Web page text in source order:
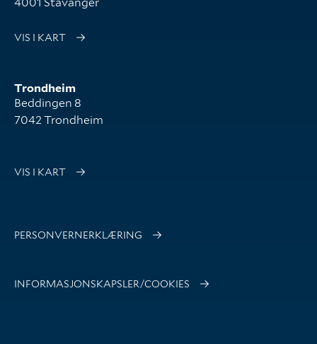
VIS I KART
Trondheim
Beddingen 8
7042 Trondheim
VIS I KART
PERSONVERNERKLÆRING
INFORMASJONSKAPSLER/COOKIES